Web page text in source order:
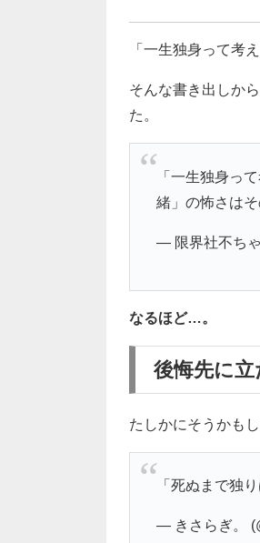
「一生独身って考
そんな書き出しから
た。
「一生独身っ
緒」の怖さは
— 限界社不ち
なるほど…。
後悔先に
たしかにそうかもし
「死ぬまで独
— きさらぎ。